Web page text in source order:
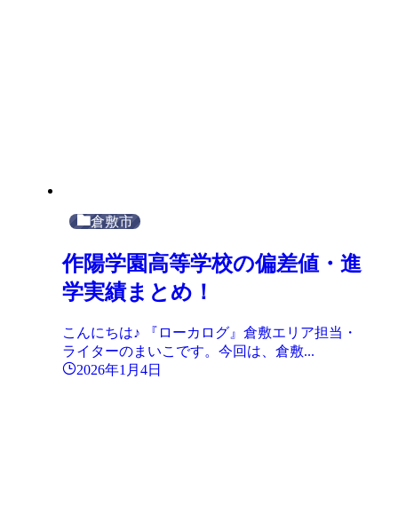
倉敷市
作陽学園高等学校の偏差値・進
学実績まとめ！
こんにちは♪ 『ローカログ』倉敷エリア担当・
ライターのまいこです。今回は、倉敷...
2026年1月4日